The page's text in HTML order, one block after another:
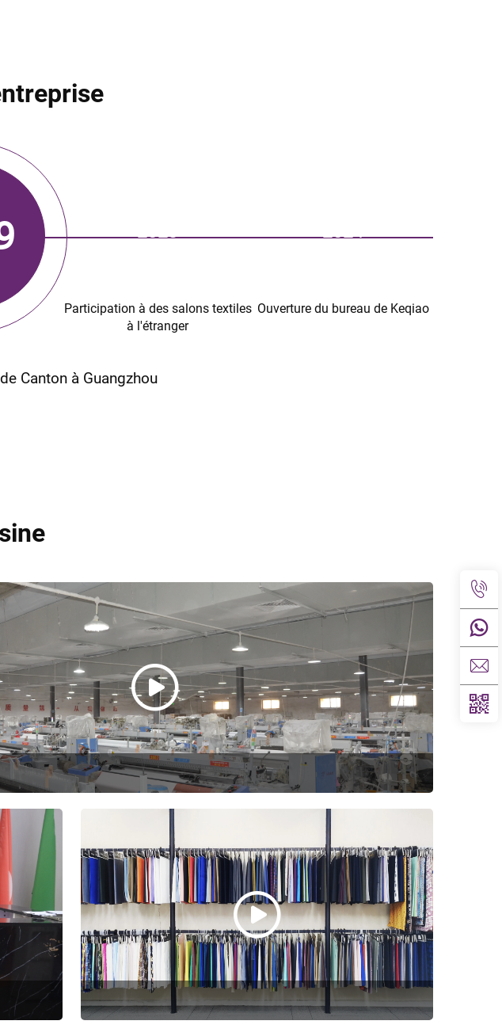
2023
Participation à des salons textiles
à l'étranger
2024
Ouverture du bureau de Keqiao
Canton à Guangzhou